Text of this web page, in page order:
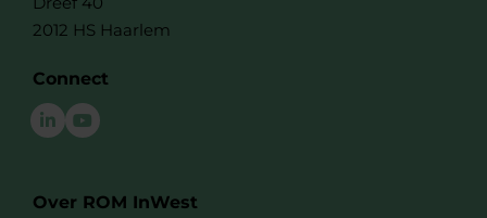
2012 HS Haarlem
Connect
Over ROM InWest